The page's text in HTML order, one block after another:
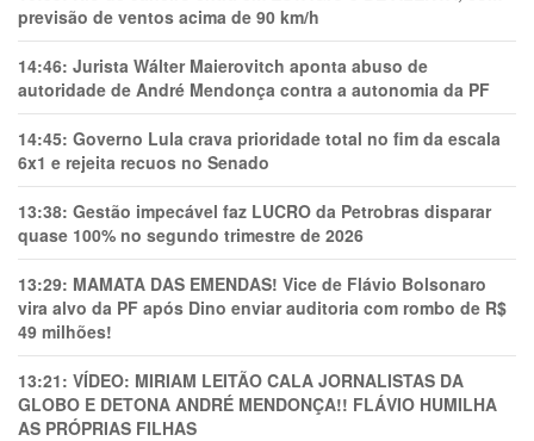
previsão de ventos acima de 90 km/h
14:46: Jurista Wálter Maierovitch aponta abuso de
autoridade de André Mendonça contra a autonomia da PF
14:45: Governo Lula crava prioridade total no fim da escala
6x1 e rejeita recuos no Senado
13:38: Gestão impecável faz LUCRO da Petrobras disparar
quase 100% no segundo trimestre de 2026
13:29: MAMATA DAS EMENDAS! Vice de Flávio Bolsonaro
vira alvo da PF após Dino enviar auditoria com rombo de R$
49 milhões!
13:21: VÍDEO: MIRIAM LEITÃO CALA JORNALISTAS DA
GLOBO E DETONA ANDRÉ MENDONÇA!! FLÁVIO HUMILHA
AS PRÓPRIAS FILHAS